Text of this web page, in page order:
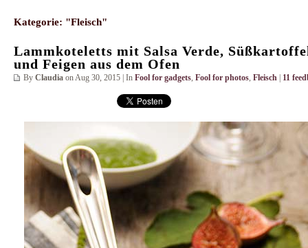
Kategorie: "Fleisch"
Lammkoteletts mit Salsa Verde,
und Feigen aus dem Ofen
By Claudia on Aug 30, 2015 | In Fool for gadgets, Fool for photos, Fleisch 11